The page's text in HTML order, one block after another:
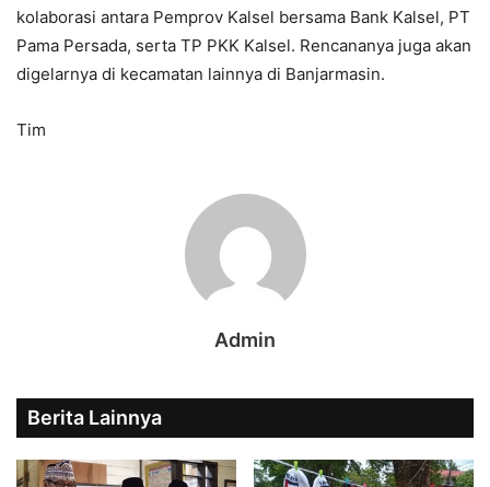
kolaborasi antara Pemprov Kalsel bersama Bank Kalsel, PT
Pama Persada, serta TP PKK Kalsel. Rencananya juga akan
digelarnya di kecamatan lainnya di Banjarmasin.
Tim
Admin
Berita Lainnya